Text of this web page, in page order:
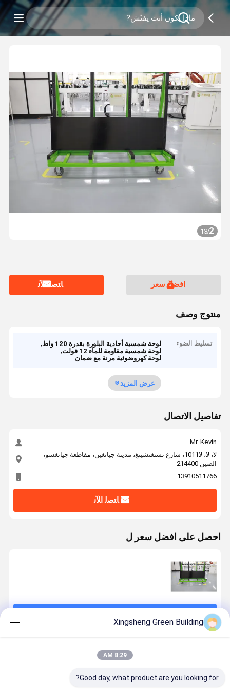
2
/
13
افضل سعر ﺎﺘﺼﻟ ﺍﻶﻧ
منتوج وصف
تسليط الضوء لوحة شمسية أحادية البلورة بقدرة 120 واط
,
لوحة شمسية مقاومة للماء 12 فولت
,
لوحة كهروضوئية مرنة مع ضمان
عرض المزيد
تفاصيل الاتصال
Mr. Kevin
لا، لا، لا1011، شارع تشنغتشينغ، مدينة جيانغين، مقاطعة جيانغسو،
الصين 214400
13910511766
ﺎﺘﺼﻟ ﺍﻶﻧ
احصل على افضل سعر ل
Xingsheng Green Building
8:29 AM
Good day, what product are you looking for?